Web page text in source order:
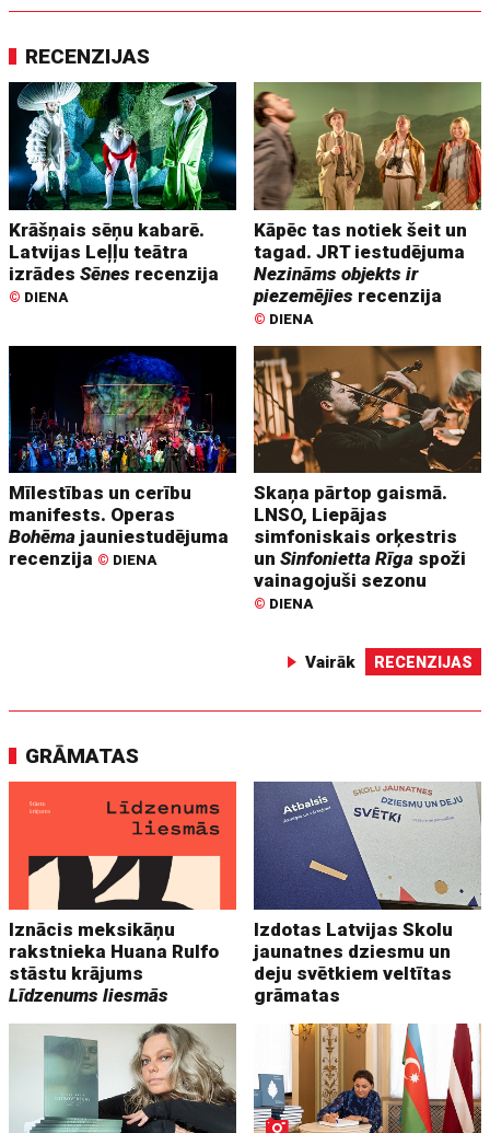
RECENZIJAS
Krāšņais sēņu kabarē.
Latvijas Leļļu teātra
izrādesSēnes recenzija
© DIENA
Kāpēc tas notiek šeit un
tagad. JRT iestudējuma
Nezināms objekts ir
piezemējies recenzija
© DIENA
Mīlestības un cerību
manifests. Operas
Bohēma jauniestudējuma
recenzija © DIENA
Skaņa pārtop gaismā.
LNSO, Liepājas
simfoniskais orķestris
unSinfonietta Rīga spoži
vainagojuši sezonu
© DIENA
Vairāk RECENZIJAS
GRĀMATAS
Iznācis meksikāņu
rakstnieka Huana Rulfo
stāstu krājums
Līdzenums liesmās
Izdotas Latvijas Skolu
jaunatnes dziesmu un
deju svētkiem veltītas
grāmatas